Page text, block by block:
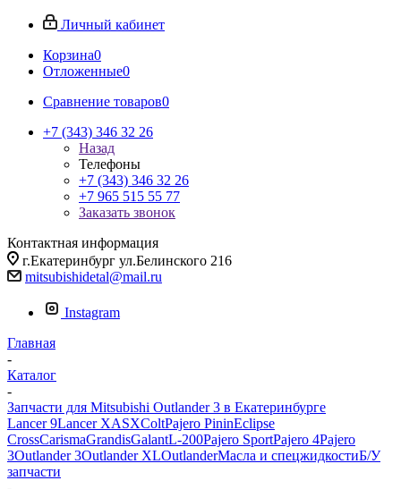
Личный кабинет
Корзина0
Отложенные0
Сравнение товаров0
+7 (343) 346 32 26
Назад
Телефоны
+7 (343) 346 32 26
+7 965 515 55 77
Заказать звонок
Контактная информация
г.Екатеринбург ул.Белинского 216
mitsubishidetal@mail.ru
Instagram
Главная
-
Каталог
-
Запчасти для Mitsubishi Outlander 3 в Екатеринбурге
Lancer 9Lancer XASXColtPajero PininEclipse
CrossCarismaGrandisGalantL-200Pajero SportPajero 4Pajero
3Outlander 3Outlander XLOutlanderМасла и спецжидкостиБ/У
запчасти